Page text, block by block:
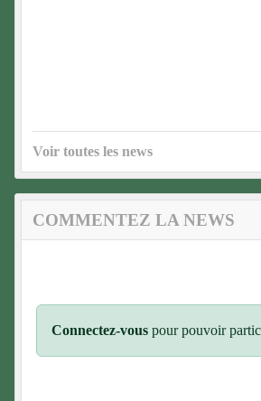
Voir toutes les news
COMMENTEZ LA NEWS
Connectez-vous pour pouvoir